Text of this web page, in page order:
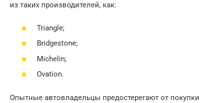
из таких производителей, как:
Triangle;
Bridgestone;
Michelin;
Ovation.
Опытные автовладельцы предостерегают от покупки